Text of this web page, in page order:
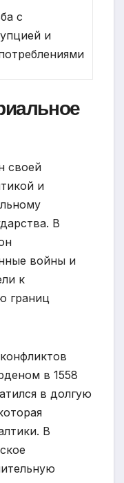
с
и
своей
и
В
войны и
к
границ
в 1558
в долгую
В